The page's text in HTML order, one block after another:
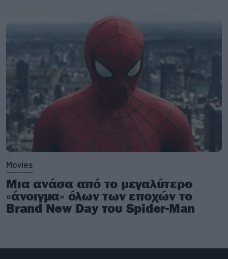
Movies
Μια ανάσα από το μεγαλύτερο
«άνοιγμα» όλων των εποχών το
Brand New Day του Spider-Man